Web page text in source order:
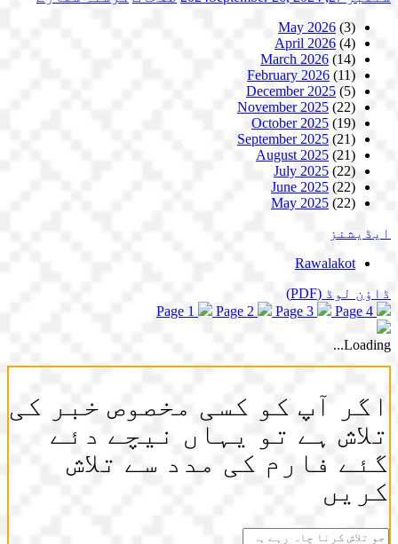
May 2026 (3)
April 2026 (4)
March 2026 (14)
February 2026 (11)
December 2025 (5)
November 2025 (22)
October 2025 (19)
September 2025 (21)
August 2025 (21)
July 2025 (22)
June 2025 (22)
May 2025 (22)
ایڈیشنز
Rawalakot
ڈاؤن لوڈ (PDF)
Page 1
Page 2 Page 3 Page 4
Loading...
اگر آپ کو کسی مخصوص خبر کی
تلاش ہے تو یہاں نیچے دئے
گئے فارم کی مدد سے تلاش
کریں